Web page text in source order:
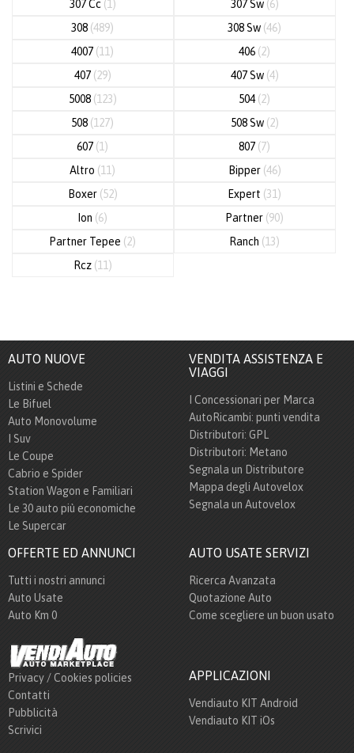
307 Cc (1) 307 Sw (6)
308 (489) 308 Sw (46)
4007 (11) 406 (2)
407 (29) 407 Sw (4)
5008 (123) 504(2)
508 (127) 508 Sw (2)
607 (1) 807 (7)
Altro (11) Bipper (46)
Boxer (52) Expert (31)
Ion (6) Partner (90)
Partner Tepee (2) Ranch (13)
Rcz (11)
AUTO NUOVE
Listini e Schede
Le Bifuel
Auto Monovolume
I Suv
Le Coupe
Cabrio e Spider
Station Wagon e Familiari
Le 30 auto più economiche
Le Supercar
VENDITA ASSISTENZA E
VIAGGI
I Concessionari per Marca
AutoRicambi: punti vendita
Distributori: GPL
Distributori: Metano
Segnala un Distributore
Mappa degli Autovelox
Segnala un Autovelox
OFFERTE ED ANNUNCI
Tutti i nostri annunci
Auto Usate
Auto Km 0
AUTO USATE SERVIZI
Ricerca Avanzata
Quotazione Auto
Come scegliere un buon usato
Privacy / Cookies policies
Contatti
Pubblicità
Scrivici
APPLICAZIONI
Vendiauto KIT Android
Vendiauto KIT iOs